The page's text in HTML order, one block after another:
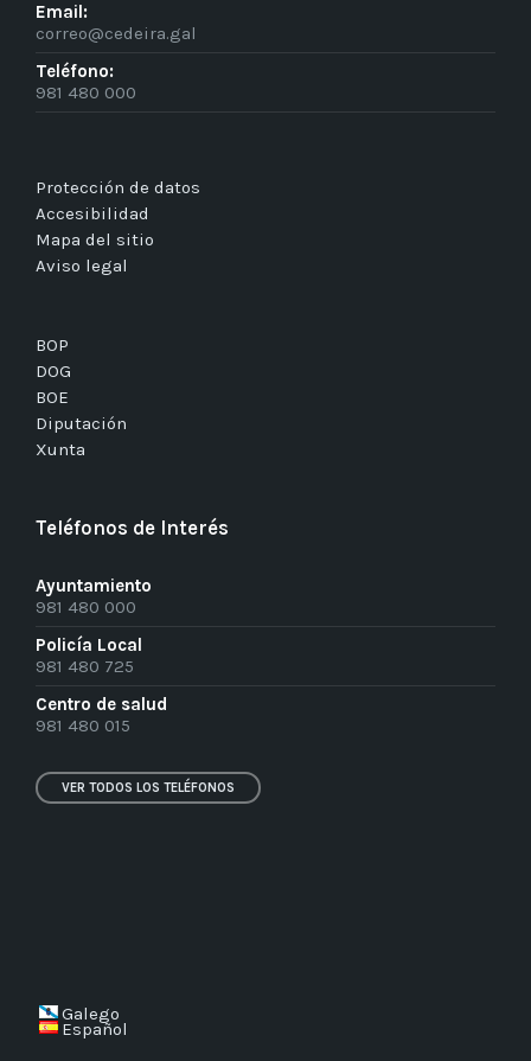
Email:
correo@cedeira.gal
Teléfono:
981 480 000
Protección de datos
Accesibilidad
Mapa del sitio
Aviso legal
BOP
DOG
BOE
Diputación
Xunta
Teléfonos de Interés
Ayuntamiento
981 480 000
Policía Local
981 480 725
Centro de salud
981 480 015
VER TODOS LOS TELÉFONOS
Galego
Español